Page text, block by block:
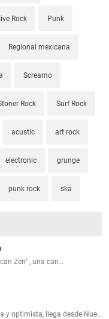
Rock Punk
Regional mexicana
Screamo
Rock Surf Rock
acustic art rock
electronic grunge
punk rock ska
Zen" , una can…
y optimista, llega desde Nue…